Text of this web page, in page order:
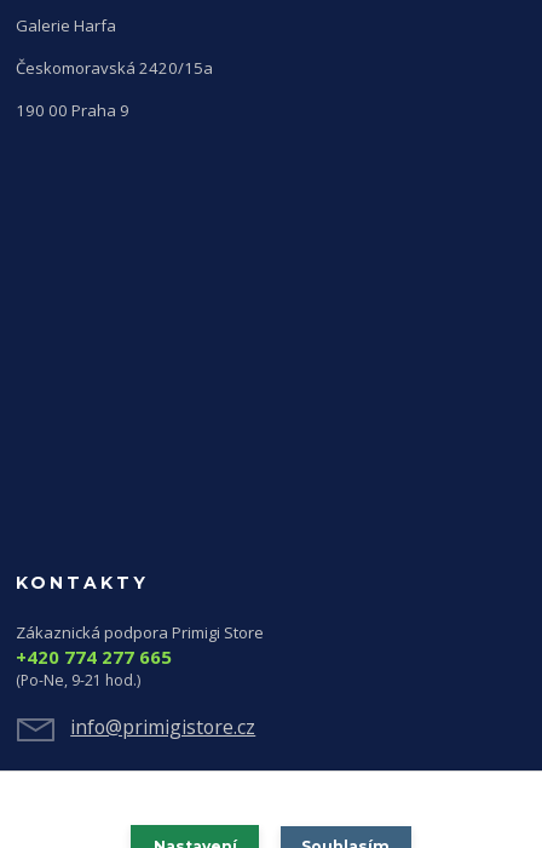
Galerie Harfa
Českomoravská 2420/15a
190 00 Praha 9
KONTAKTY
Zákaznická podpora Primigi Store
+420 774 277 665
(Po-Ne, 9-21 hod.)
info@primigistore.cz